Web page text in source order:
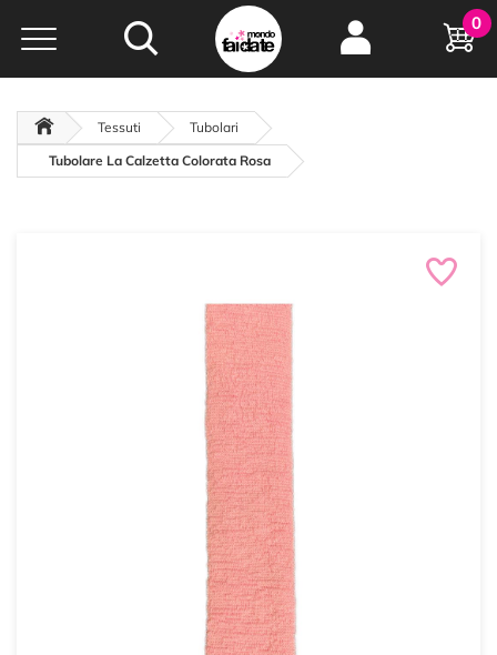
Hobby e
creatività...
0
Tessuti
Tubolari
Tubolare La Calzetta Colorata Rosa